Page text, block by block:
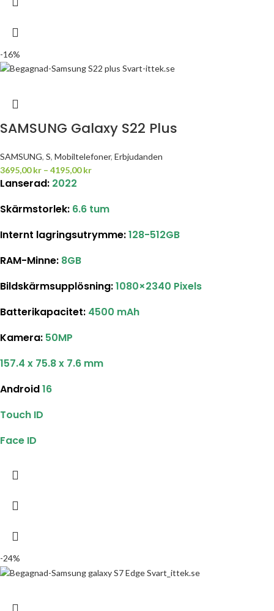
-16%
SAMSUNG Galaxy S22 Plus
SAMSUNG, S, Mobiltelefoner, Erbjudanden
3695,00kr – 4195,00kr
Lanserad: 2022
Skärmstorlek: 6.6 tum
Internt lagringsutrymme:128-512GB
RAM-Minne: 8GB
Bildskärmsupplösning:1080×2340 Pixels
Batterikapacitet: 4500 mAh
Kamera: 50MP
157.4 x 75.8 x 7.6 mm
Android16
Touch ID
Face ID
-24%